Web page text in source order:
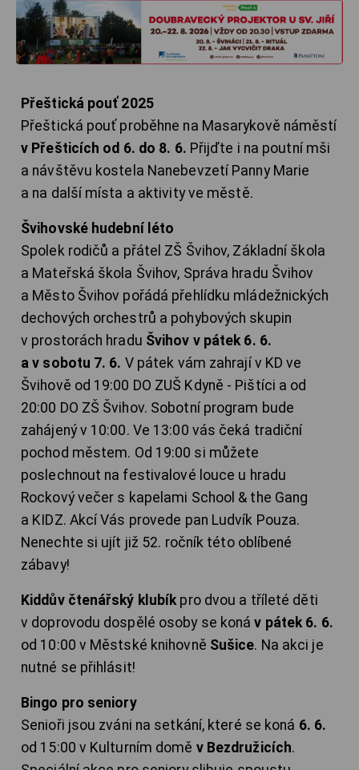
Přeštická pouť 2025
Přeštická pouť proběhne na Masarykově náměstí
v Přešticích od 6. do 8. 6. Přijďte i na poutní mši
a návštěvu kostela Nanebevzetí Panny Marie
a na další místa a aktivity ve městě.
Švihovské hudební léto
Spolek rodičů a přátel ZŠ Švihov, Základní škola
a Mateřská škola Švihov, Správa hradu Švihov
a Město Švihov pořádá přehlídku mládežnických
dechových orchestrů a pohybových skupin
v prostorách hradu Švihov v pátek 6. 6.
a v sobotu 7. 6. V pátek vám zahrají v KD ve
Švihově od 19:00 DO ZUŠ Kdyně - Pištíci a od
20:00 DO ZŠ Švihov. Sobotní program bude
zahájený v 10:00. Ve 13:00 vás čeká tradiční
pochod městem. Od 19:00 si můžete
poslechnout na festivalové louce u hradu
Rockový večer s kapelami School & the Gang
a KIDZ. Akcí Vás provede pan Ludvík Pouza.
Nenechte si ujít již 52. ročník této oblíbené
zábavy!
Kiddův čtenářský klubík pro dvou a tříleté děti
v doprovodu dospělé osoby se konáv pátek 6. 6.
od 10:00 v Městské knihovně Sušice. Na akci je
nutné se přihlásit!
Bingo pro seniory
Senioři jsou zváni na setkání, které se koná 6. 6.
od 15:00 v Kulturním domě v Bezdružicích.